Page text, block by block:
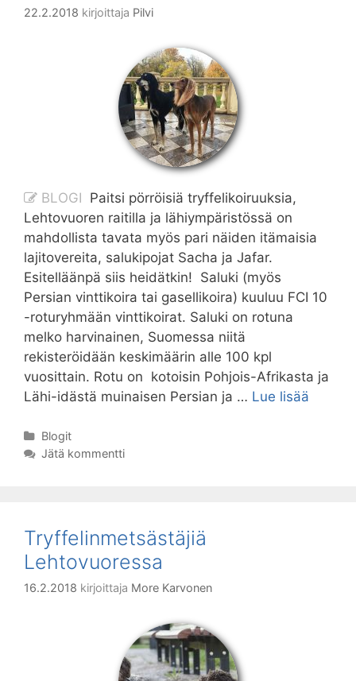
22.2.2018 kirjoittaja Pilvi
BLOGI Paitsi pörröisiä tryffelikoiruuksia,
Lehtovuoren raitilla ja lähiympäristössä on
mahdollista tavata myös pari näiden itämaisia
lajitovereita, salukipojat Sacha ja Jafar.
Esitelläänpä siis heidätkin! Saluki (myös
Persian vinttikoira tai gasellikoira) kuuluu FCI 10
-roturyhmään vinttikoirat. Saluki on rotuna
melko harvinainen, Suomessa niitä
rekisteröidään keskimäärin alle 100 kpl
vuosittain. Rotu on kotoisin Pohjois-Afrikasta ja
Lähi-idästä muinaisen Persian ja … Lue lisää
Kategoriat
Blogit
Jätä kommentti
Tryffelinmetsästäjiä
Lehtovuoressa
16.2.2018 kirjoittaja More Karvonen